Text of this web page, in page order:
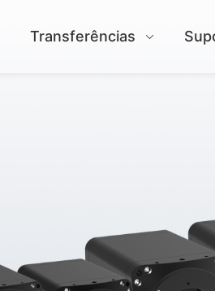
Transferências